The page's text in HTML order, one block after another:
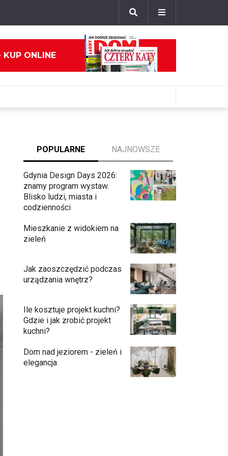
KUP ONLINE
POPULARNE NAJNOWSZE
Gdynia Design Days 2026:
znamy program wystaw.
Blisko ludzi, miasta i
codzienności
Mieszkanie z widokiem na
zieleń
Jak zaoszczędzić podczas
urządzania wnętrz?
Ile kosztuje projekt kuchni?
Gdzie i jak zrobić projekt
kuchni?
Dom nad jeziorem - zieleń i
elegancja